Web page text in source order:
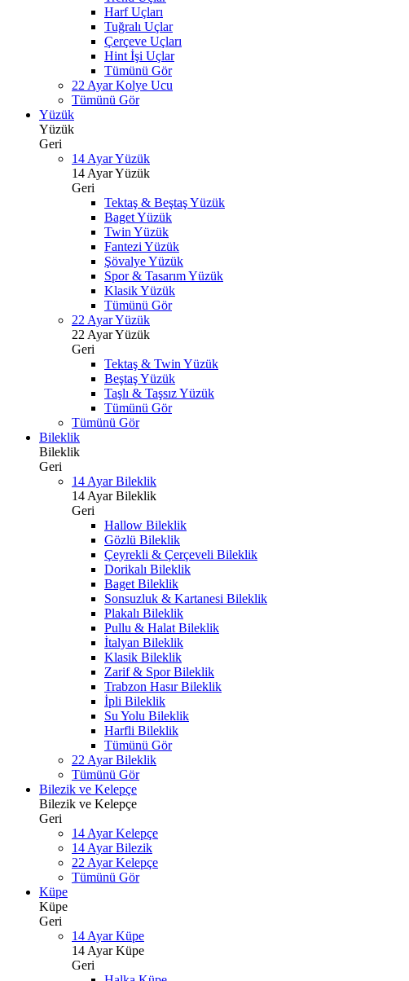
Harf Uçları
Tuğralı Uçlar
Çerçeve Uçları
Hint İşi Uçlar
Tümünü Gör
22 Ayar Kolye Ucu
Tümünü Gör
Yüzük
Yüzük
Geri
14 Ayar Yüzük
14 Ayar Yüzük
Geri
Tektaş & Beştaş Yüzük
Baget Yüzük
Twin Yüzük
Fantezi Yüzük
Şövalye Yüzük
Spor & Tasarım Yüzük
Klasik Yüzük
Tümünü Gör
22 Ayar Yüzük
22 Ayar Yüzük
Geri
Tektaş & Twin Yüzük
Beştaş Yüzük
Taşlı & Taşsız Yüzük
Tümünü Gör
Tümünü Gör
Bileklik
Bileklik
Geri
14 Ayar Bileklik
14 Ayar Bileklik
Geri
Hallow Bileklik
Gözlü Bileklik
Çeyrekli & Çerçeveli Bileklik
Dorikalı Bileklik
Baget Bileklik
Sonsuzluk & Kartanesi Bileklik
Plakalı Bileklik
Pullu & Halat Bileklik
İtalyan Bileklik
Klasik Bileklik
Zarif & Spor Bileklik
Trabzon Hasır Bileklik
İpli Bileklik
Su Yolu Bileklik
Harfli Bileklik
Tümünü Gör
22 Ayar Bileklik
Tümünü Gör
Bilezik ve Kelepçe
Bilezik ve Kelepçe
Geri
14 Ayar Kelepçe
14 Ayar Bilezik
22 Ayar Kelepçe
Tümünü Gör
Küpe
Küpe
Geri
14 Ayar Küpe
14 Ayar Küpe
Geri